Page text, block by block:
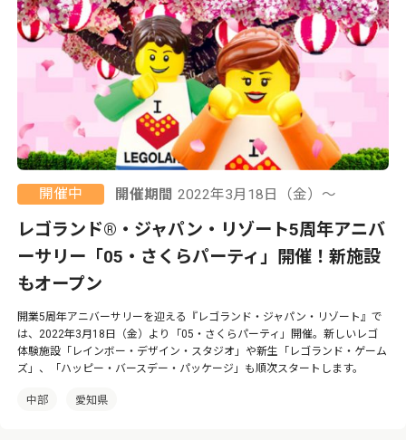
開催中 開催期間 2022年3月18日（金）〜
レゴランド®・ジャパン・リゾート5周年アニバ
ーサリー「05・さくらパーティ」開催！新施設
もオープン
開業5周年アニバーサリーを迎える『レゴランド・ジャパン・リゾート』で
は、2022年3月18日（金）より「05・さくらパーティ」開催。新しいレゴ
体験施設「レインボー・デザイン・スタジオ」や新生「レゴランド・ゲーム
ズ」、「ハッピー・バースデー・パッケージ」も順次スタートします。
中部 愛知県